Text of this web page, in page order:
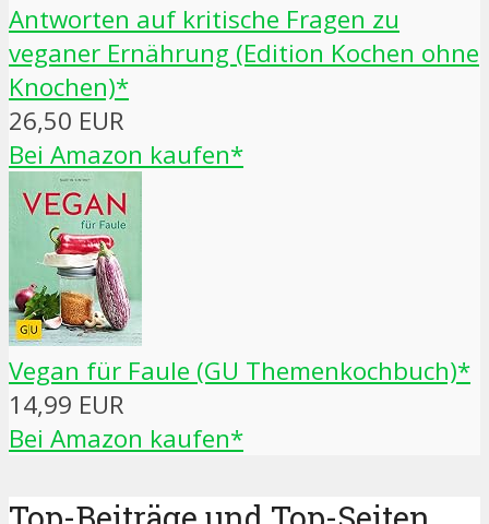
Antworten auf kritische Fragen zu
veganer Ernährung (Edition Kochen ohne
Knochen)*
26,50 EUR
Bei Amazon kaufen*
Vegan für Faule (GU Themenkochbuch)*
14,99 EUR
Bei Amazon kaufen*